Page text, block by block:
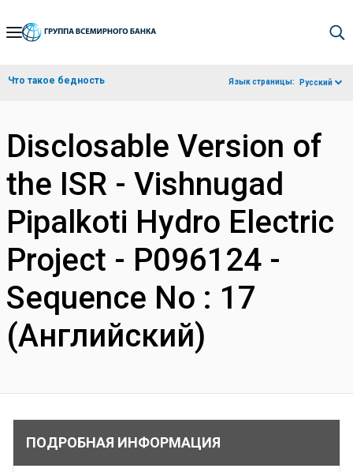
Skip
Navigation
Что такое бедность Язык страницы: Русский
Disclosable Version of
the ISR - Vishnugad
Pipalkoti Hydro Electric
Project - P096124 -
Sequence No : 17
(Английский)
ПОДРОБНАЯ ИНФОРМАЦИЯ